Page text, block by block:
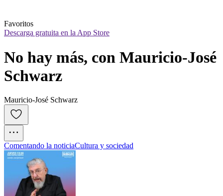
Favoritos
Descarga gratuita en la App Store
No hay más, con Mauricio-José
Schwarz
Mauricio-José Schwarz
Comentando la noticiaCultura y sociedad